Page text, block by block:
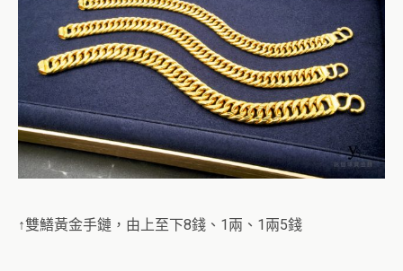
↑雙鱔黃金手鏈，由上至下8錢、1兩、1兩5錢